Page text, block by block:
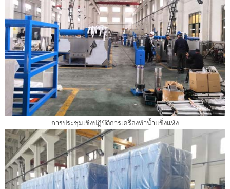
การประชุมเชิงปฏิบัติการเครื่องทำน้ำแข็งแห้ง